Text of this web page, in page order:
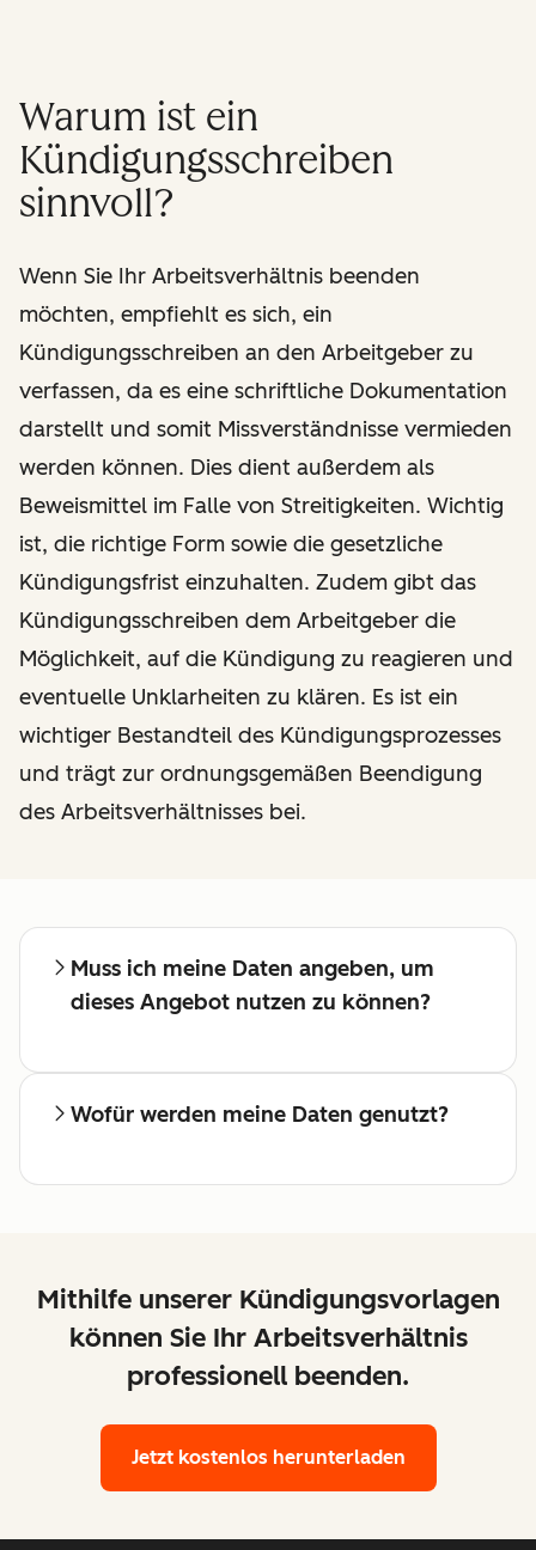
Warum ist ein
Kündigungsschreiben
sinnvoll?
Wenn Sie Ihr Arbeitsverhältnis beenden
möchten, empfiehlt es sich, ein
Kündigungsschreiben an den Arbeitgeber zu
verfassen, da es eine schriftliche Dokumentation
darstellt und somit Missverständnisse vermieden
werden können. Dies dient außerdem als
Beweismittel im Falle von Streitigkeiten. Wichtig
ist, die richtige Form sowie die gesetzliche
Kündigungsfrist einzuhalten. Zudem gibt das
Kündigungsschreiben dem Arbeitgeber die
Möglichkeit, auf die Kündigung zu reagieren und
eventuelle Unklarheiten zu klären. Es ist ein
wichtiger Bestandteil des Kündigungsprozesses
und trägt zur ordnungsgemäßen Beendigung
des Arbeitsverhältnisses bei.
Muss ich meine Daten angeben, um
dieses Angebot nutzen zu können?
Wofür werden meine Daten genutzt?
Mithilfe unserer Kündigungsvorlagen
können Sie Ihr Arbeitsverhältnis
professionell beenden.
Jetzt kostenlos herunterladen